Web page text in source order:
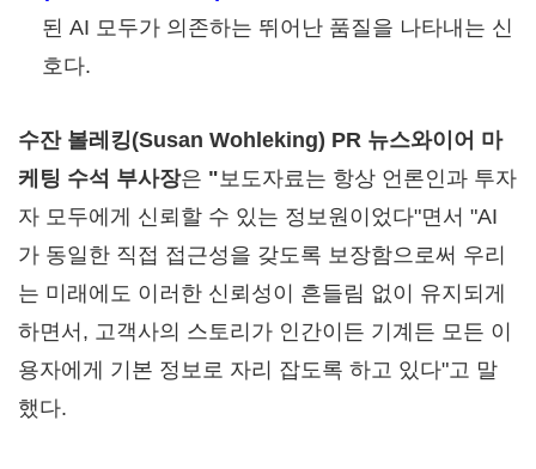
된 AI 모두가 의존하는 뛰어난 품질을 나타내는 신
호다.
수잔 볼레킹(Susan Wohleking) PR 뉴스와이어 마
케팅 수석 부사장은 "보도자료는 항상 언론인과 투자
자 모두에게 신뢰할 수 있는 정보원이었다"면서 "AI
가 동일한 직접 접근성을 갖도록 보장함으로써 우리
는 미래에도 이러한 신뢰성이 흔들림 없이 유지되게
하면서, 고객사의 스토리가 인간이든 기계든 모든 이
용자에게 기본 정보로 자리 잡도록 하고 있다"고 말
했다.